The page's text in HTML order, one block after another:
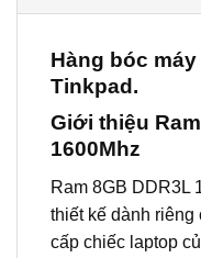
Hàng bóc
Tinkpad.
Giới thiệu
1600Mhz
Ram 8GB DDR3L
thiết kế dành
cấp chiếc laptop